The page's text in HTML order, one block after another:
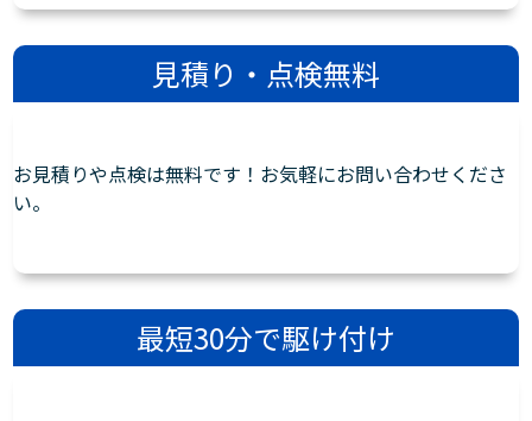
見積り・点検無料
お見積りや点検は無料です！お気軽にお問い合わせくださ
い。
最短30分で駆け付け